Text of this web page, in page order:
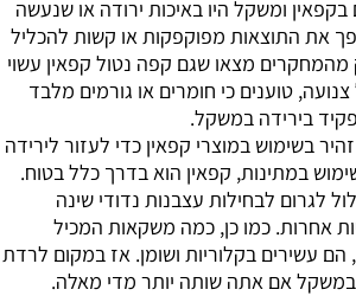
ומשקל היו באיכות ירודה או שנעשה
את התוצאות מפוקפקות או קשות להכליל
מצאו שגם קפה נטול קפאין עשוי
טוענים כי חומרים או גורמים מלבד
בירידה במשקל.
בשימוש במוצרי קפאין כדי לעזור לירידה
במתינות, קפאין הוא בדרך כלל בטוח.
לגרום לבחילות עצבנות נדודי שינה
אחרות. כמו כן, כמה משקאות המכיל
הם עשירים בקלוריות ושומן. אז במקום לרדת
במשקל אם אתה שותה יותר מדי מאלה.